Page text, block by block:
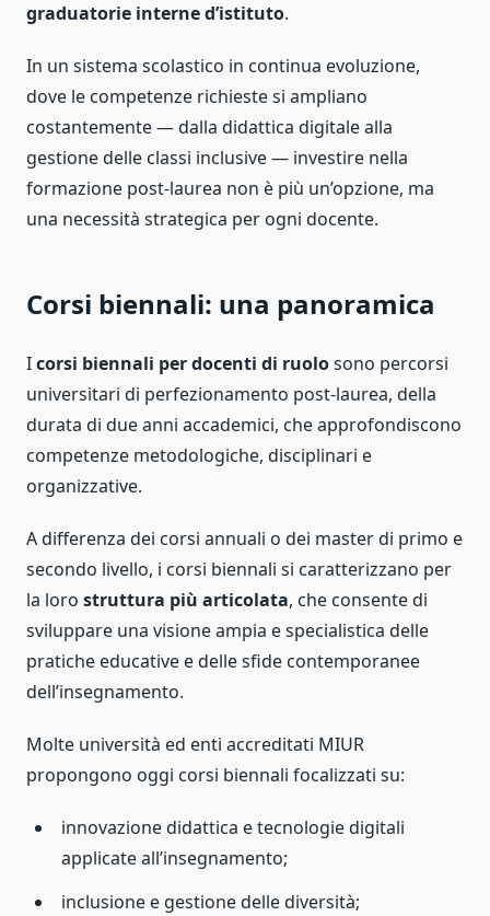
graduatorie interne d’istituto.
In un sistema scolastico in continua evoluzione,
dove le competenze richieste si ampliano
costantemente — dalla didattica digitale alla
gestione delle classi inclusive — investire nella
formazione post-laurea non è più un’opzione, ma
una necessità strategica per ogni docente.
Corsi biennali: una panoramica
Icorsi biennali per docenti di ruolosono percorsi
universitari di perfezionamento post-laurea, della
durata di due anni accademici, che approfondiscono
competenze metodologiche, disciplinari e
organizzative.
A differenza dei corsi annuali o dei master di primo e
secondo livello, i corsi biennali si caratterizzano per
la loro struttura più articolata, che consente di
sviluppare una visione ampia e specialistica delle
pratiche educative e delle sfide contemporanee
dell’insegnamento.
Molte università ed enti accreditati MIUR
propongono oggi corsi biennali focalizzati su:
innovazione didattica e tecnologie digitali
applicate all’insegnamento;
inclusione e gestione delle diversità;